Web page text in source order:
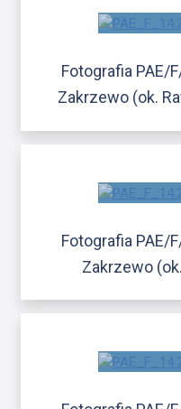
Fotografia PAE/
Zakrzewo (ok.
Fotografia PAE/
Zakrzewo